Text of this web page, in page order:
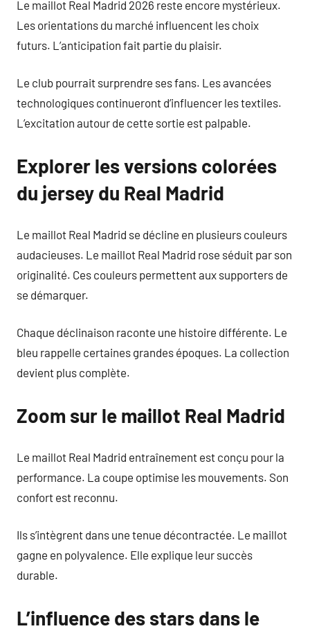
Le maillot Real Madrid 2026 reste encore mystérieux.
Les orientations du marché influencent les choix
futurs. L’anticipation fait partie du plaisir.
Le club pourrait surprendre ses fans. Les avancées
technologiques continueront d’influencer les textiles.
L’excitation autour de cette sortie est palpable.
Explorer les versions colorées
du jersey du Real Madrid
Le maillot Real Madrid se décline en plusieurs couleurs
audacieuses. Le maillot Real Madrid rose séduit par son
originalité. Ces couleurs permettent aux supporters de
se démarquer.
Chaque déclinaison raconte une histoire différente. Le
bleu rappelle certaines grandes époques. La collection
devient plus complète.
Zoom sur le maillot Real Madrid
Le maillot Real Madrid entraînement est conçu pour la
performance. La coupe optimise les mouvements. Son
confort est reconnu.
Ils s’intègrent dans une tenue décontractée. Le maillot
gagne en polyvalence. Elle explique leur succès
durable.
L’influence des stars dans le